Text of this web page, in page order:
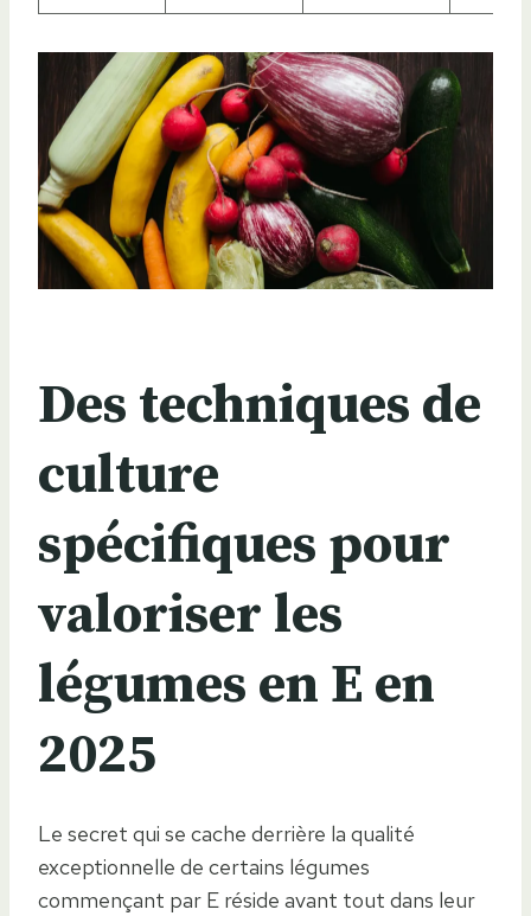
Des techniques de
culture
spécifiques pour
valoriser les
légumes en E en
2025
Le secret qui se cache derrière la qualité
exceptionnelle de certains légumes
commençant par E réside avant tout dans leur